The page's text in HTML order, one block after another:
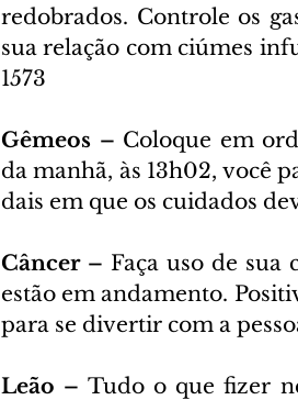
redobrados. Controle os
sua relação com ciúmes
1573
Gêmeos – Coloque em
da manhã, às 13h02, você
dais em que os cuidados
Câncer – Faça uso de sua
estão em andamento.
para se divertir com a
Leão – Tudo o que fizer